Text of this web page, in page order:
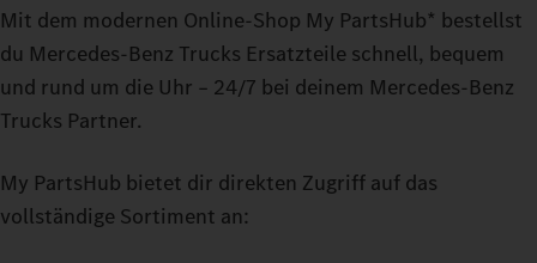
Mit dem modernen Online-Shop My PartsHub* bestellst
du Mercedes‑Benz Trucks Ersatzteile schnell, bequem
und rund um die Uhr – 24/7 bei deinem Mercedes‑Benz
Trucks Partner.
My PartsHub bietet dir direkten Zugriff auf das
vollständige Sortiment an: